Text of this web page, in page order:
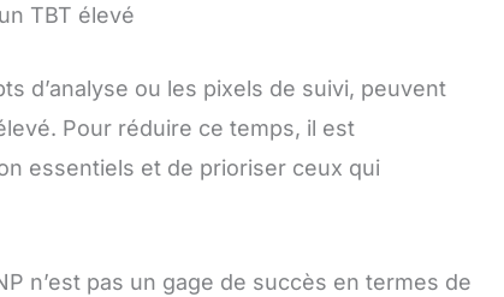
TBT élevé
d’analyse ou les pixels de suivi, peuvent
Pour réduire ce temps, il est
essentiels et de prioriser ceux qui
n’est pas un gage de succès en termes de